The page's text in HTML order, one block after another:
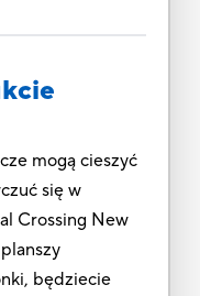
mogą cieszyć
się w
Crossing New
będziecie